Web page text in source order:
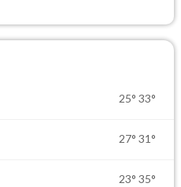
25° 33°
27° 31°
23° 35°